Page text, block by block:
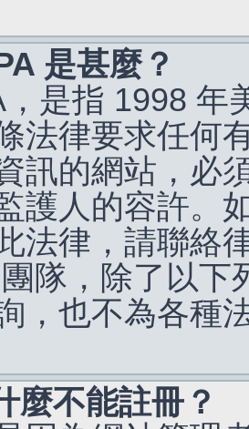
是甚麼？
，是指 1998 年
法律要求任何
訊的網站，必
護人的容許。
法律，請聯絡
隊，除了以下
，也不為各種
麼不能註冊？